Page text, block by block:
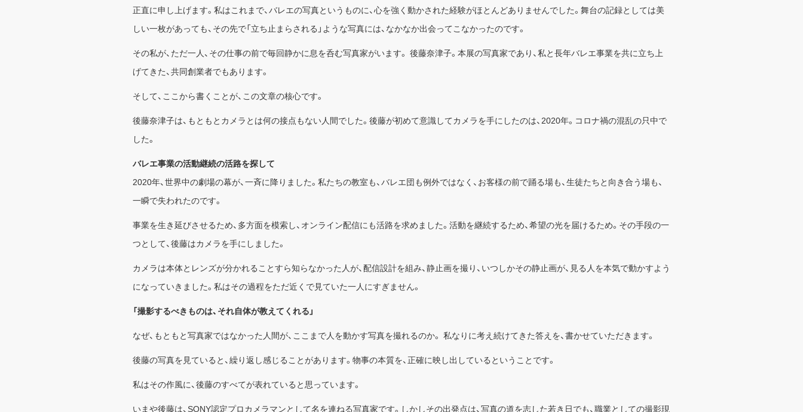
正直に申し上げます。私はこれまで、バレエの写真というものに、心を強く動かされた経験がほとんどありませんでした。舞台の記録としては美
しい一枚があっても、その先で「立ち止まらされる」ような写真には、なかなか出会ってこなかったのです。
その私が、ただ一人、その仕事の前で毎回静かに息を呑む写真家がいます。 後藤奈津子。本展の写真家であり、私と長年バレエ事業を共に立ち上
げてきた、共同創業者でもあります。
そして、ここから書くことが、この文章の核心です。
後藤奈津子は、もともとカメラとは何の接点もない人間でした。後藤が初めて意識してカメラを手にしたのは、2020年。コロナ禍の混乱の只中で
した。
バレエ事業の活動継続の活路を探して
2020年、世界中の劇場の幕が、一斉に降りました。私たちの教室も、バレエ団も例外ではなく、お客様の前で踊る場も、生徒たちと向き合う場も、
一瞬で失われたのです。
事業を生き延びさせるため、多方面を模索し、オンライン配信にも活路を求めました。活動を継続するため、希望の光を届けるため。その手段の一
つとして、後藤はカメラを手にしました。
カメラは本体とレンズが分かれることすら知らなかった人が、配信設計を組み、静止画を撮り、いつしかその静止画が、見る人を本気で動かすよう
になっていきました。私はその過程をただ近くで見ていた一人にすぎません。
「撮影するべきものは、それ自体が教えてくれる」
なぜ、もともと写真家ではなかった人間が、ここまで人を動かす写真を撮れるのか。 私なりに考え続けてきた答えを、書かせていただきます。
後藤の写真を見ていると、繰り返し感じることがあります。物事の本質を、正確に映し出しているということです。
私はその作風に、後藤のすべてが表れていると思っています。
いまや後藤は、SONY認定プロカメラマンとして名を連ねる写真家です。しかしその出発点は、写真の道を志した若き日でも、職業としての撮影現